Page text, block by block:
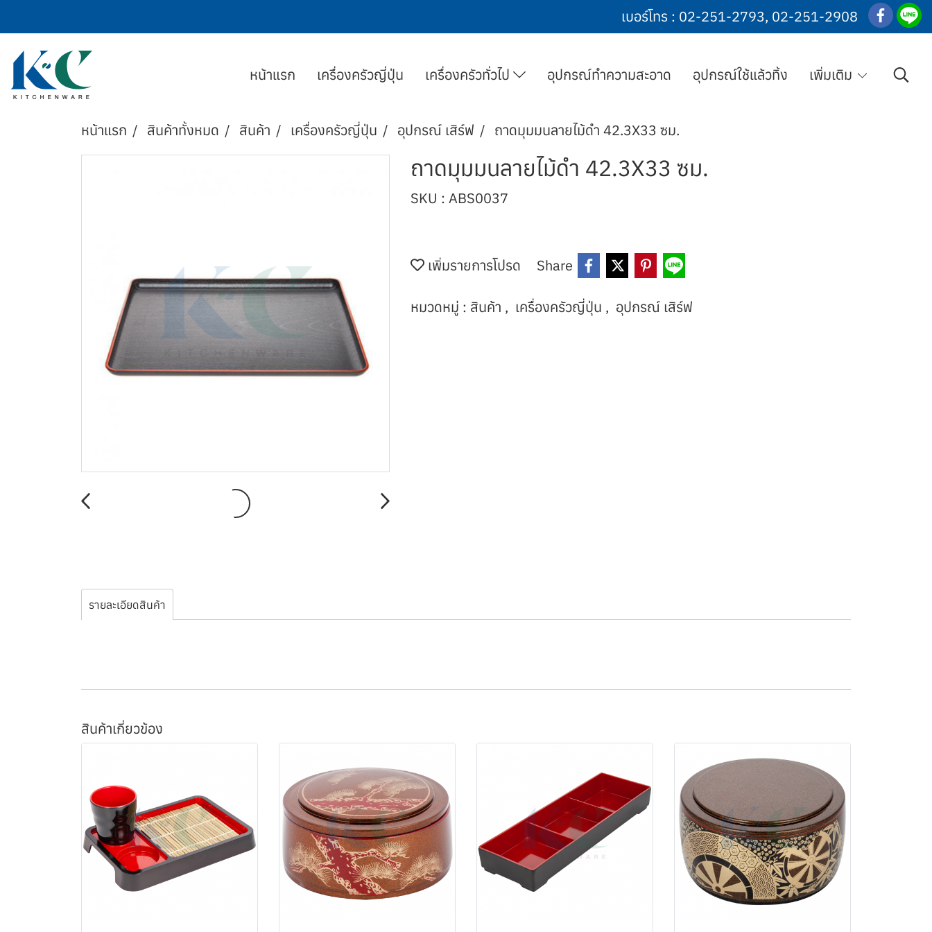
เบอร์โทร : 02-251-2793, 02-251-2908
หน้าแรก เครื่องครัวญี่ปุ่น เครื่องครัวทั่วไป อุปกรณ์ทำความสะอาด อุปกรณ์ใช้แล้วทิ้ง เพิ่มเติม
หน้าแรก สินค้าทั้งหมด สินค้า เครื่องครัวญี่ปุ่น อุปกรณ์ เสิร์ฟ ถาดมุมมนลายไม้ดำ 42.3X33 ซม.
ถาดมุมมนลายไม้ดำ 42.3X33 ซม.
SKU : ABS0037
เพิ่มรายการโปรด Share
หมวดหมู่ : สินค้า , เครื่องครัวญี่ปุ่น , อุปกรณ์ เสิร์ฟ
รายละเอียดสินค้า
สินค้าเกี่ยวข้อง